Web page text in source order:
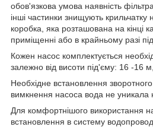
обов'язкова умова наявність фільтра
інші частинки знищують
коробка, яка розташована на кінці
приміщенні або в крайньому разі
Кожен насос комплектується
залежно від висоти під'єму: 16 -16
Необхідне встановлення
вимкнення насоса вода не уникала
Для комфортнішого використання
встановлення в систему